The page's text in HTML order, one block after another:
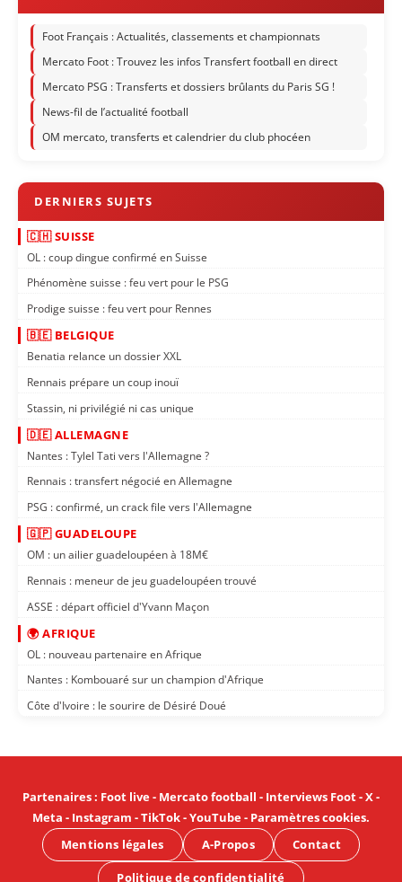
Foot Français : Actualités, classements et championnats
Mercato Foot : Trouvez les infos Transfert football en direct
Mercato PSG : Transferts et dossiers brûlants du Paris SG !
News-fil de l’actualité football
OM mercato, transferts et calendrier du club phocéen
🇨🇭 SUISSE
OL : coup dingue confirmé en Suisse
Phénomène suisse : feu vert pour le PSG
Prodige suisse : feu vert pour Rennes
🇧🇪 BELGIQUE
Benatia relance un dossier XXL
Rennais prépare un coup inouï
Stassin, ni privilégié ni cas unique
🇩🇪 ALLEMAGNE
Nantes : Tylel Tati vers l'Allemagne ?
Rennais : transfert négocié en Allemagne
PSG : confirmé, un crack file vers l'Allemagne
🇬🇵 GUADELOUPE
OM : un ailier guadeloupéen à 18M€
Rennais : meneur de jeu guadeloupéen trouvé
ASSE : départ officiel d'Yvann Maçon
🌍 AFRIQUE
OL : nouveau partenaire en Afrique
Nantes : Kombouaré sur un champion d'Afrique
Côte d'Ivoire : le sourire de Désiré Doué
Partenaires: Foot live- Mercato football - Interviews Foot-X-
Meta - Instagram -TikTok-YouTube- Paramètres cookies.
Mentions légales
A-Propos Contact
Politique de confidentialité